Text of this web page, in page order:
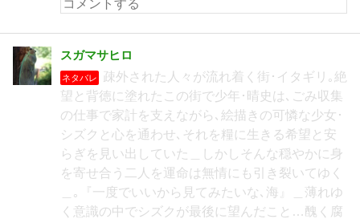
スガマサヒロ
ネタバレ
疎外された人々が流れ着く街･イタギリ｡絶
望と背徳に塗れたこの街で少年･晴史は､ごみ収集
の仕事で家計を支えながら､絵描きの可憐な少女･
シズクと心を通わせ､それを糧に生きる希望と安
らぎを見い出していた＿しかしそんな穏やかに身
を寄せ合う二人を運命は無情にも引き裂いてゆく
＿｡『一度でいいから見てみたいな､海』＿薄れゆ
く意識の中でシズクが最後に望んだこと…醜く腐